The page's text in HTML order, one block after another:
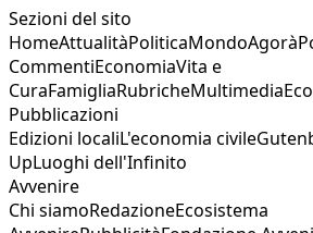
Sezioni del sito
HomeAttualitàPoliticaMondoAgorà
CommentiEconomiaVita e
CuraFamigliaRubricheMultimedia
Pubblicazioni
Edizioni localiL'economia civile
UpLuoghi dell'Infinito
Avvenire
Chi siamoRedazioneEcosistema